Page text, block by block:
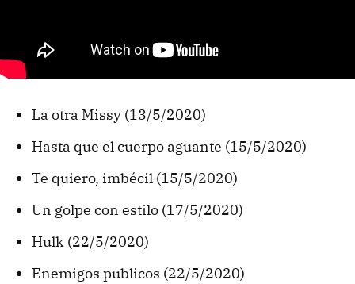
La otra Missy (13/5/2020)
Hasta que el cuerpo aguante (15/5/2020)
Te quiero, imbécil (15/5/2020)
Un golpe con estilo (17/5/2020)
Hulk (22/5/2020)
Enemigos publicos (22/5/2020)